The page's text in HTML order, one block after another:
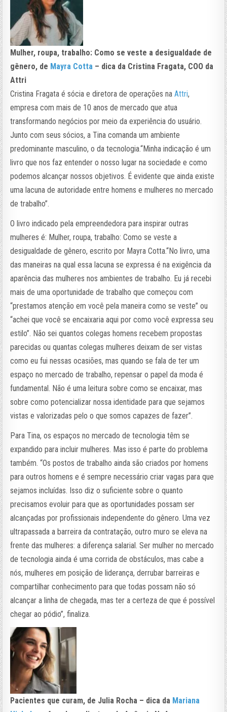
Mulher, roupa, trabalho: Como se veste a desigualdade de
gênero, de Mayra Cotta – dica da Cristina Fragata, COO da
Attri
Cristina Fragata é sócia e diretora de operações naAttri,
empresa com mais de 10 anos de mercado que atua
transformando negócios por meio da experiência do usuário.
Junto com seus sócios, a Tina comanda um ambiente
predominante masculino, o da tecnologia.“Minha indicação é um
livro que nos faz entender o nosso lugar na sociedade e como
podemos alcançar nossos objetivos. É evidente que ainda existe
uma lacuna de autoridade entre homens e mulheres no mercado
de trabalho”.
O livro indicado pela empreendedora para inspirar outras
mulheres é: Mulher, roupa, trabalho: Como se veste a
desigualdade de gênero, escrito por Mayra Cotta.“No livro, uma
das maneiras na qual essa lacuna se expressa é na exigência da
aparência das mulheres nos ambientes de trabalho. Eu já recebi
mais de uma oportunidade de trabalho que começou com
“prestamos atenção em você pela maneira como se veste” ou
“achei que você se encaixaria aqui por como você expressa seu
estilo”. Não sei quantos colegas homens recebem propostas
parecidas ou quantas colegas mulheres deixam de ser vistas
como eu fui nessas ocasiões, mas quando se fala de ter um
espaço no mercado de trabalho, repensar o papel da moda é
fundamental. Não é uma leitura sobre como se encaixar, mas
sobre como potencializar nossa identidade para que sejamos
vistas e valorizadas pelo o que somos capazes de fazer”.
Para Tina, os espaços no mercado de tecnologia têm se
expandido para incluir mulheres. Mas isso é parte do problema
também. “Os postos de trabalho ainda são criados por homens
para outros homens e é sempre necessário criar vagas para que
sejamos incluídas. Isso diz o suficiente sobre o quanto
precisamos evoluir para que as oportunidades possam ser
alcançadas por profissionais independente do gênero. Uma vez
ultrapassada a barreira da contratação, outro muro se eleva na
frente das mulheres: a diferença salarial. Ser mulher no mercado
de tecnologia ainda é uma corrida de obstáculos, mas cabe a
nós, mulheres em posição de liderança, derrubar barreiras e
compartilhar conhecimento para que todas possam não só
alcançar a linha de chegada, mas ter a certeza de que é possível
chegar ao pódio”, finaliza.
Pacientes que curam, de Julia Rocha – dica da Mariana